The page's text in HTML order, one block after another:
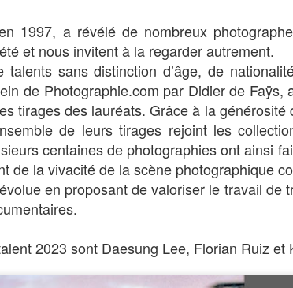
1997, a révélé de nombreux
et nous invitent à la regarder autrement.
talents sans distinction d’âge, de
de Photographie.com par Didier de Faÿs,
tirages des lauréats. Grâce à la générosité
de leurs tirages rejoint les
centaines de photographies ont ainsi
de la vivacité de la scène photographique
en proposant de valoriser le travail de
2023 sont Daesung Lee, Florian Ruiz et